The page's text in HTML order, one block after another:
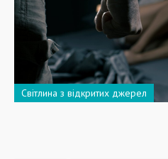
Світлина з відкритих джерел